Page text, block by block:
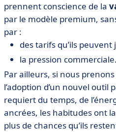
prennent conscience de la
par le modèle premium,
par :
des tarifs qu’ils
la pression commerciale.
Par ailleurs, si nous
l’adoption d’un nouvel outil
requiert du temps, de
ancrées, les habitudes ont
plus de chances qu’ils